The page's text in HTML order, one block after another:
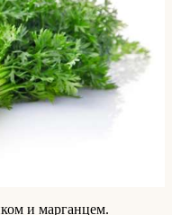
и марганцем.